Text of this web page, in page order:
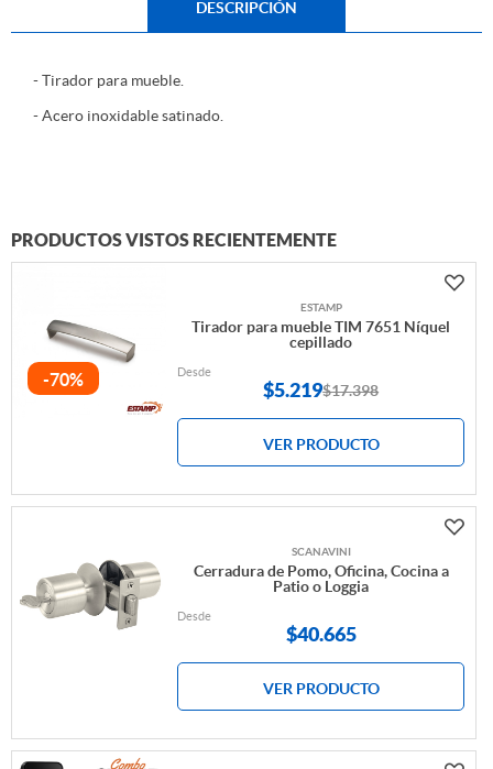
DESCRIPCIÓN
- Tirador para mueble.
- Acero inoxidable satinado.
PRODUCTOS VISTOS RECIENTEMENTE
-70%
ESTAMP
Tirador para mueble TIM 7651 Níquel
cepillado
Desde
$5.219$17.398
VER PRODUCTO
SCANAVINI
Cerradura de Pomo, Oficina, Cocina a
Patio o Loggia
Desde
$40.665
VER PRODUCTO